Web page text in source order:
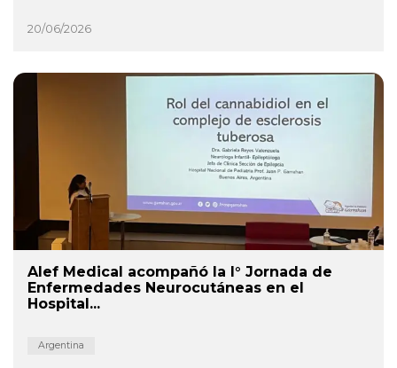
20/06/2026
Alef Medical acompañó la I° Jornada de
Enfermedades Neurocutáneas en el
Hospital...
Argentina